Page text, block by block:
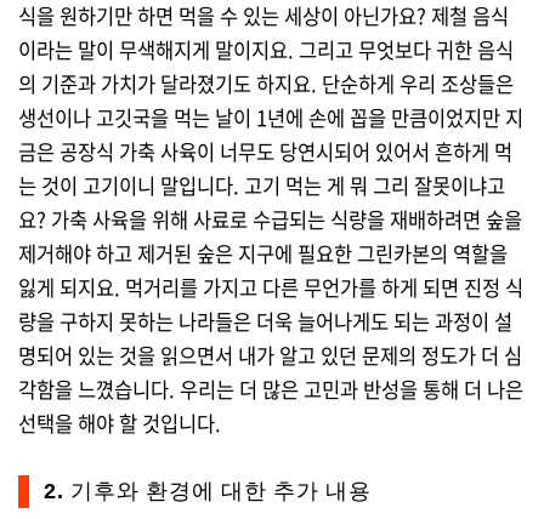
식을 원하기만 하면 먹을 수 있는 세상이 아닌가요? 제철 음식
이라는 말이 무색해지게 말이지요. 그리고 무엇보다 귀한 음식
의 기준과 가치가 달라졌기도 하지요. 단순하게 우리 조상들은
생선이나 고깃국을 먹는 날이 1년에 손에 꼽을 만큼이었지만 지
금은 공장식 가축 사육이 너무도 당연시되어 있어서 흔하게 먹
는 것이 고기이니 말입니다. 고기 먹는 게 뭐 그리 잘못이냐고
요? 가축 사육을 위해 사료로 수급되는 식량을 재배하려면 숲을
제거해야 하고 제거된 숲은 지구에 필요한 그린카본의 역할을
잃게 되지요. 먹거리를 가지고 다른 무언가를 하게 되면 진정 식
량을 구하지 못하는 나라들은 더욱 늘어나게도 되는 과정이 설
명되어 있는 것을 읽으면서 내가 알고 있던 문제의 정도가 더 심
각함을 느꼈습니다. 우리는 더 많은 고민과 반성을 통해 더 나은
선택을 해야 할 것입니다.
2. 기후와 환경에 대한 추가 내용